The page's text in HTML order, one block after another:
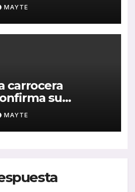
MAYTE
carrocera
su
FIAA 2026 a
MAYTE